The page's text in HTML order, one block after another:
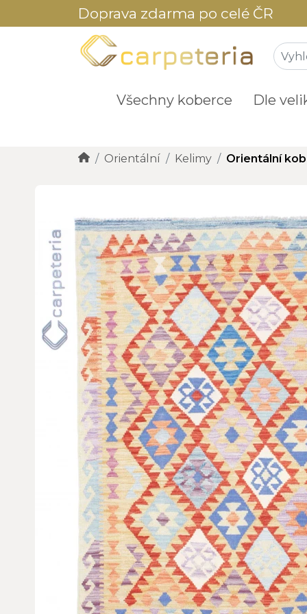
Doprava zdarma po celé ČR
Všechny koberce Dle
Orientální Kelimy Orientální